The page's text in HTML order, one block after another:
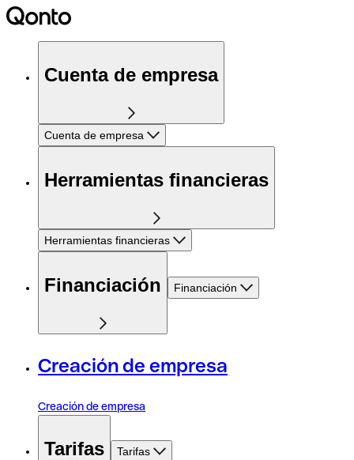
Cuenta de empresa
Cuenta de empresa
Herramientas financieras
Herramientas financieras
Financiación Financiación
Creación de empresa
Creación de empresa
Tarifas Tarifas